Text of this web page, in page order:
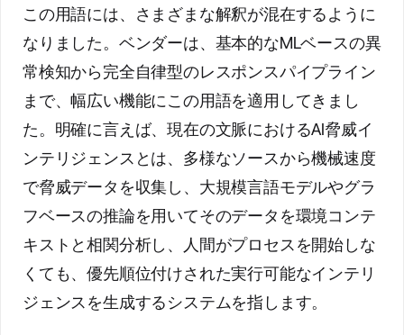
この用語には、さまざまな解釈が混在するように
なりました。ベンダーは、基本的なMLベースの異
常検知から完全自律型のレスポンスパイプライン
まで、幅広い機能にこの用語を適用してきまし
た。明確に言えば、現在の文脈におけるAI脅威イ
ンテリジェンスとは、多様なソースから機械速度
で脅威データを収集し、大規模言語モデルやグラ
フベースの推論を用いてそのデータを環境コンテ
キストと相関分析し、人間がプロセスを開始しな
くても、優先順位付けされた実行可能なインテリ
ジェンスを生成するシステムを指します。